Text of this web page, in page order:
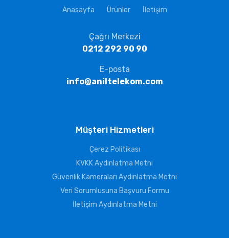
Anasayfa Ürünler İletişim
Çağrı Merkezi
0212 292 90 90
E-posta
info@aniltelekom.com
Müşteri Hizmetleri
Çerez Politikası
KVKK Aydınlatma Metni
Güvenlik Kameraları Aydınlatma Metni
Veri Sorumlusuna Başvuru Formu
İletişim Aydınlatma Metni